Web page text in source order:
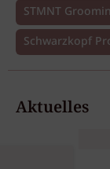
STMNT
Schwarzkopf
Aktuelles